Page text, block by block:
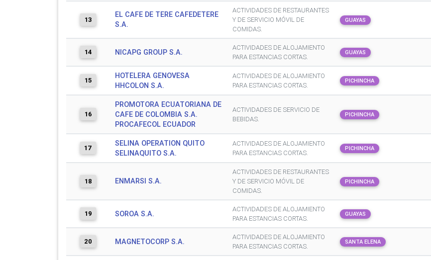
13
EL CAFE DE TERE CAFEDETERE
S.A.
ACTIVIDADES DE RESTAURANTES
Y DE SERVICIO MÓVIL DE
COMIDAS.
GUAYAS
14 NICAPG GROUP S.A.
ACTIVIDADES DE ALOJAMIENTO
PARA ESTANCIAS CORTAS.
GUAYAS
15
HOTELERA GENOVESA
HHCOLON S.A.
ACTIVIDADES DE ALOJAMIENTO
PARA ESTANCIAS CORTAS.
PICHINCHA
16
PROMOTORA ECUATORIANA DE
CAFE DE COLOMBIA S.A.
PROCAFECOL ECUADOR
ACTIVIDADES DE SERVICIO DE
BEBIDAS.
PICHINCHA
17
SELINA OPERATION QUITO
SELINAQUITO S.A.
ACTIVIDADES DE ALOJAMIENTO
PARA ESTANCIAS CORTAS.
PICHINCHA
18 ENMARSI S.A.
ACTIVIDADES DE RESTAURANTES
Y DE SERVICIO MÓVIL DE
COMIDAS.
PICHINCHA
19 SOROA S.A.
ACTIVIDADES DE ALOJAMIENTO
PARA ESTANCIAS CORTAS.
GUAYAS
20 MAGNETOCORP S.A.
ACTIVIDADES DE ALOJAMIENTO
PARA ESTANCIAS CORTAS.
SANTA ELENA